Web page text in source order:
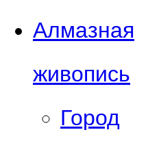
Алмазная
живопись
Город